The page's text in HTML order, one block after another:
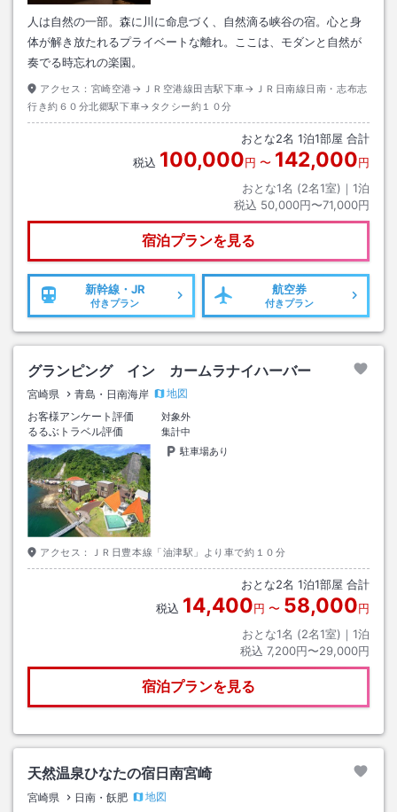
人は自然の一部。森に川に命息づく、自然滴る峡谷の宿。心と身
体が解き放たれるプライベートな離れ。ここは、モダンと自然が
奏でる時忘れの楽園。
アクセス： 宮崎空港→ＪＲ空港線田吉駅下車→ＪＲ日南線日南・志布志
行き約６０分北郷駅下車→タクシー約１０分
おとな2名 1泊1部屋 合計
税込 100,000円 〜 142,000円
おとな1名 (2名1室)｜ 1泊
税込 50,000円〜71,000円
宿泊プランを見る
新幹線・JR
付きプラン
航空券
付きプラン
グランピング イン カームラナイハーバー
宮崎県 青島・日南海岸
地図
お客様アンケート評価
対象外
るるぶトラベル評価
集計中
駐車場あり
アクセス： ＪＲ日豊本線「油津駅」より車で約１０分
おとな2名 1泊1部屋 合計
税込 14,400円 〜 58,000円
おとな1名 (2名1室)｜ 1泊
税込 7,200円〜29,000円
宿泊プランを見る
天然温泉ひなたの宿日南宮崎
宮崎県 日南・飫肥
地図